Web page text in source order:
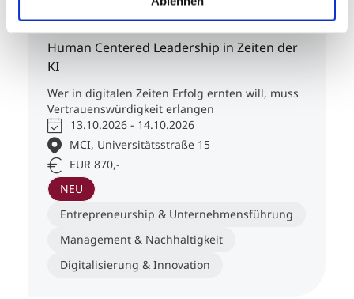
Human Centered Leadership in Zeiten der
KI
Wer in digitalen Zeiten Erfolg ernten will, muss
Vertrauenswürdigkeit erlangen
13.10.2026 - 14.10.2026
MCI, Universitätsstraße 15
EUR 870,-
NEU
Entrepreneurship & Unternehmensführung
Management & Nachhaltigkeit
Digitalisierung & Innovation